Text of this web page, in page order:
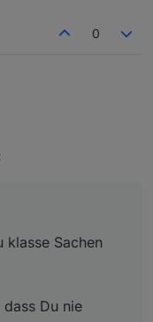
0
klasse Sachen
wäre die Sache
?
klasse Sachen
Du nie